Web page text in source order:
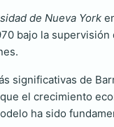
de Nueva York
bajo la
significativas de
el crecimiento
ha sido